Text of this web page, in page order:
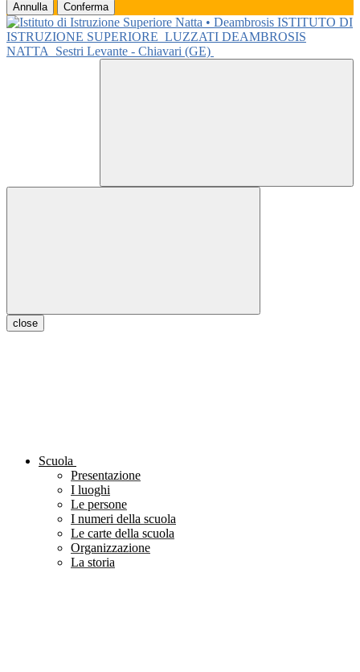
Annulla Conferma
ISTITUTO DI
ISTRUZIONE SUPERIORE LUZZATI DEAMBROSIS
NATTA
Sestri Levante - Chiavari (GE)
close
Scuola
Presentazione
I luoghi
Le persone
I numeri della scuola
Le carte della scuola
Organizzazione
La storia